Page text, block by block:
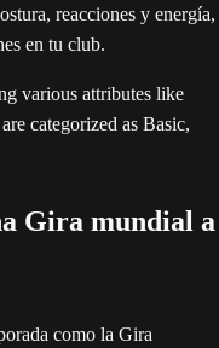
reacciones y energía,
en tu club.
Gira mundial a
como la Gira